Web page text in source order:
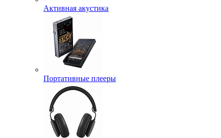
Активная акустика
Портативные плееры